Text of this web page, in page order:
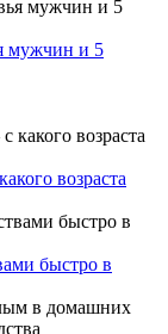
мужчин и 5
возраста
быстро в